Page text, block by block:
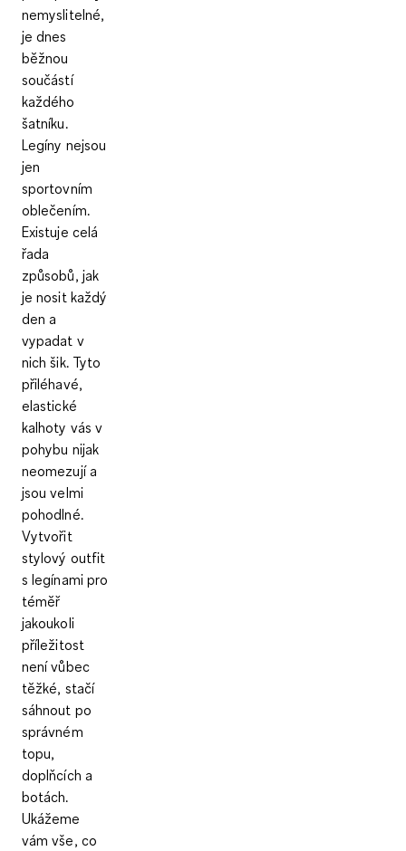
nemyslitelné,
je dnes
běžnou
součástí
každého
šatníku.
Legíny nejsou
jen
sportovním
oblečením.
Existuje celá
řada
způsobů, jak
je nosit každý
den a
vypadat v
nich šik. Tyto
přiléhavé,
elastické
kalhoty vás v
pohybu nijak
neomezují a
jsou velmi
pohodlné.
Vytvořit
stylový outfit
s legínami pro
téměř
jakoukoli
příležitost
není vůbec
těžké, stačí
sáhnout po
správném
topu,
doplňcích a
botách.
Ukážeme
vám vše, co